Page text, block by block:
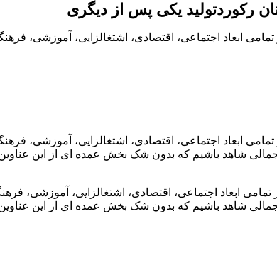
یعنی سال ۱۴۰۰، طلایی ترین سال در تمامی ابعاد اجتماعی، اقتصادی،
یعنی سال ۱۴۰۰، طلایی ترین سال در تمامی ابعاد اجتماعی، اقتصادی،
شاهد باشیم که بدون شک بخش عمده ای از این
یعنی سال ۱۴۰۰، طلایی ترین سال در تمامی ابعاد اجتماعی، اقتصادی،
شاهد باشیم که بدون شک بخش عمده ای از این